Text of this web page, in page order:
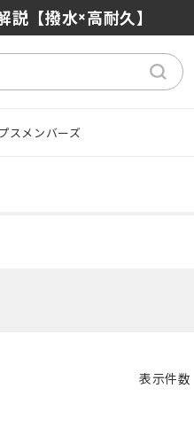
【撥水×高耐久】
心者にもおすすめの理由
スメンバーズ
表示件数